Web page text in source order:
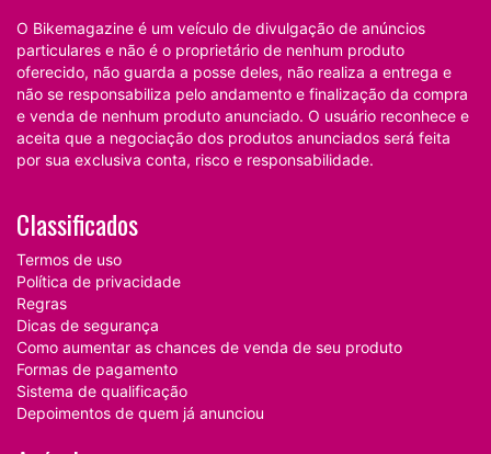
O Bikemagazine é um veículo de divulgação de anúncios
particulares e não é o proprietário de nenhum produto
oferecido, não guarda a posse deles, não realiza a entrega e
não se responsabiliza pelo andamento e finalização da compra
e venda de nenhum produto anunciado. O usuário reconhece e
aceita que a negociação dos produtos anunciados será feita
por sua exclusiva conta, risco e responsabilidade.
Classificados
Termos de uso
Política de privacidade
Regras
Dicas de segurança
Como aumentar as chances de venda de seu produto
Formas de pagamento
Sistema de qualificação
Depoimentos de quem já anunciou